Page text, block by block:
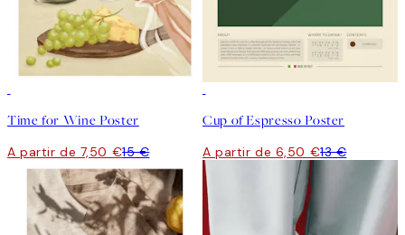
Time for Wine Poster
A partir de 7,50 €15 €
Cup of Espresso Poster
A partir de 6,50 €13 €